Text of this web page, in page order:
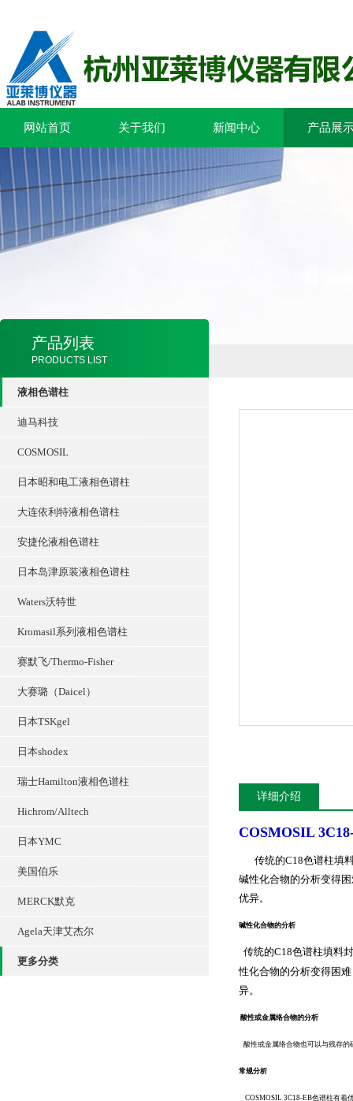
网站首页 关于我们 新闻中心 产品展
产品列表
PRODUCTS LIST
液相色谱柱
迪马科技
COSMOSIL
日本昭和电工液相色谱柱
大连依利特液相色谱柱
安捷伦液相色谱柱
日本岛津原装液相色谱柱
Waters沃特世
Kromasil系列液相色谱柱
赛默飞/Thermo-Fisher
大赛璐（Daicel）
日本TSKgel
日本shodex
瑞士Hamilton液相色谱柱
Hichrom/Alltech
日本YMC
美国伯乐
MERCK默克
Agela天津艾杰尔
更多分类
详细介绍
COSMOSIL
传统的C18色谱柱填
碱性化合物的分析变得
优异。
碱性化合物的分析
传统的C18色谱柱填料
性化合物的分析变得困
异。
酸性或金属络合物的分析
酸性或金属络合物也可以与残存
常规分析
COSMOSIL 3C18-EB色谱柱有着